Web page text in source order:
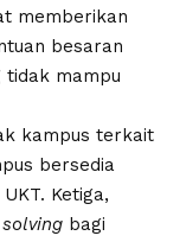
memberikan
besaran
tidak mampu
kampus terkait
bersedia
Ketiga,
bagi